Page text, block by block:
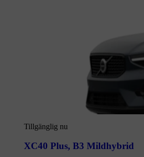
Tillgänglig nu
XC40 Plus, B3 Mildhybrid